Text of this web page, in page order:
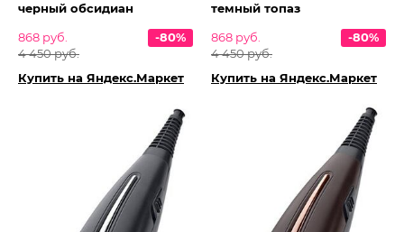
черный обсидиан
868 руб.
4 450 руб.
-80%
Купить на Яндекс.Маркет
темный топаз
868 руб.
4 450 руб.
-80%
Купить на Яндекс.Маркет